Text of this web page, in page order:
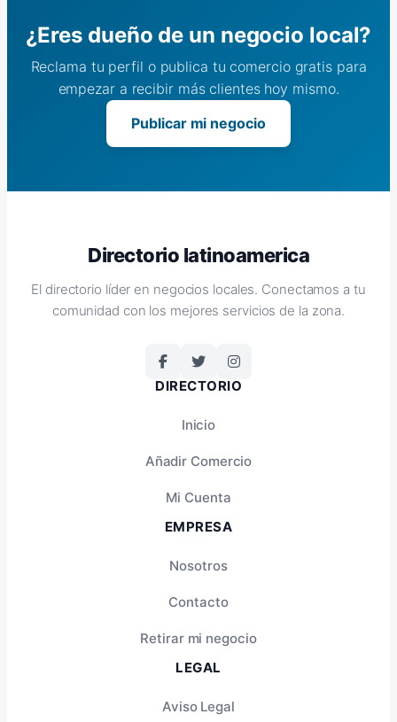
¿Eres dueño de un negocio local?
Reclama tu perfil o publica tu comercio gratis para
empezar a recibir más clientes hoy mismo.
Publicar mi negocio
Directorio latinoamerica
El directorio líder en negocios locales. Conectamos a tu
comunidad con los mejores servicios de la zona.
DIRECTORIO
Inicio
Añadir Comercio
Mi Cuenta
EMPRESA
Nosotros
Contacto
Retirar mi negocio
LEGAL
Aviso Legal